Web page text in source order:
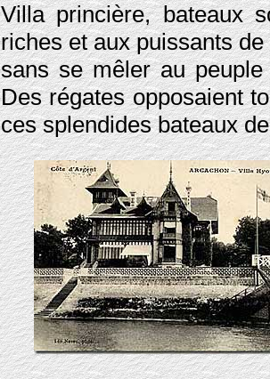
Villa princière, bateaux
riches et aux puissants
sans se mêler au
Des régates opposaient
ces splendides bateaux